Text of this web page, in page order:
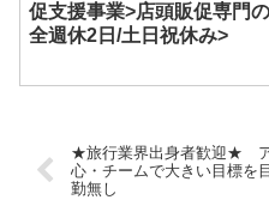
促支援事業>店頭販促専門
全週休2日/土日祝休み>
★旅行業界出身者歓迎★
心・チームで大きい目標
勤無し